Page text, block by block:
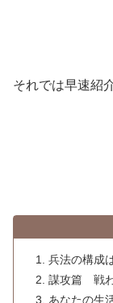
それでは早速紹
兵法の構成
謀攻篇 戦わ
あなたの生